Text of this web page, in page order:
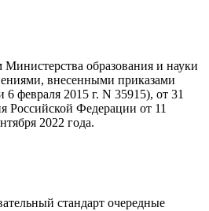
образования и науки
внесенными приказами
февраля 2015 г. N 35915), от 31
Российской Федерации от 11
2022 года.
стандарт очередные